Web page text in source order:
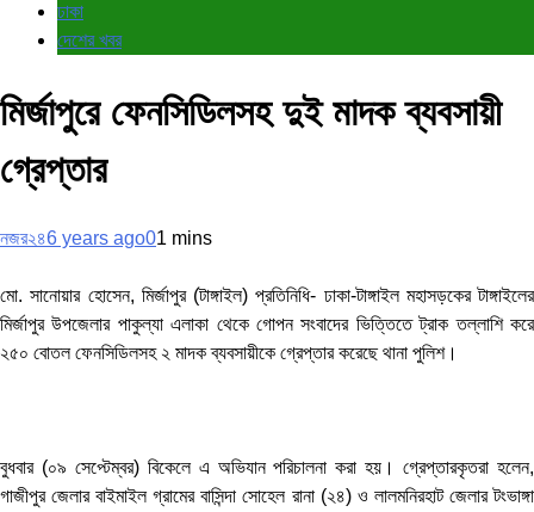
ঢাকা
দেশের খবর
মির্জাপুরে ফেনসিডিলসহ দুই মাদক ব্যবসায়ী
গ্রেপ্তার
নজর২৪6 years ago01 mins
মো. সানোয়ার হোসেন, মির্জাপুর (টাঙ্গাইল) প্রতিনিধি- ঢাকা-টাঙ্গাইল মহাসড়কের টাঙ্গাইলের
মির্জাপুর উপজেলার পাকুল্যা এলাকা থেকে গোপন সংবাদের ভিত্তিতে ট্রাক তল্লাশি করে
২৫০ বোতল ফেনসিডিলসহ ২ মাদক ব্যবসায়ীকে গ্রেপ্তার করেছে থানা পুলিশ।
বুধবার (০৯ সেপ্টেম্বর) বিকেলে এ অভিযান পরিচালনা করা হয়। গ্রেপ্তারকৃতরা হলেন,
গাজীপুর জেলার বাইমাইল গ্রামের বাসিন্দা সোহেল রানা (২৪) ও লালমনিরহাট জেলার টংভাঙ্গা